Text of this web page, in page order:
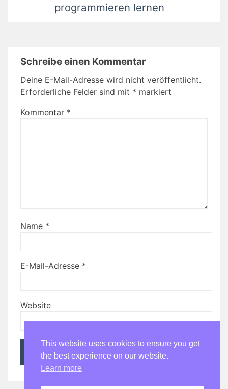
programmieren lernen
Schreibe einen Kommentar
Deine E-Mail-Adresse wird nicht veröffentlicht.
Erforderliche Felder sind mit * markiert
Kommentar *
Name *
E-Mail-Adresse *
Website
This website uses cookies to ensure you get
the best experience on our website.
Learn more